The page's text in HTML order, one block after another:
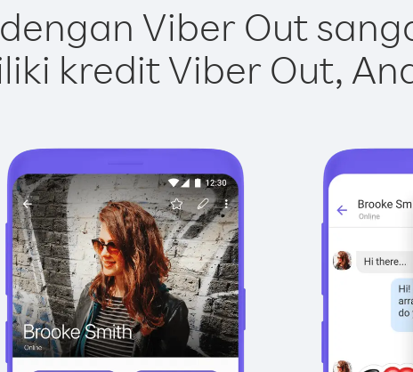
Viber Out
kredit Viber Out,